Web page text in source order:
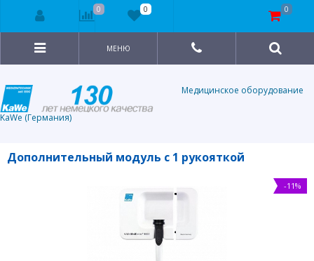
Медицинское оборудование
KaWe (Германия)
МЕНЮ
Дополнительный модуль с 1 рукояткой
-11%
0 0 0